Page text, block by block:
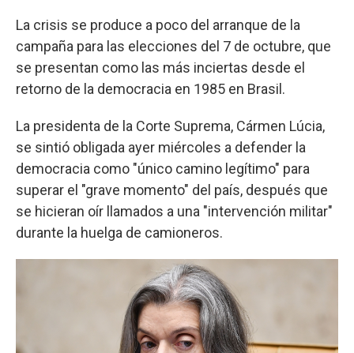
La crisis se produce a poco del arranque de la
campaña para las elecciones del 7 de octubre, que
se presentan como las más inciertas desde el
retorno de la democracia en 1985 en Brasil.
La presidenta de la Corte Suprema, Cármen Lúcia,
se sintió obligada ayer miércoles a defender la
democracia como "único camino legítimo" para
superar el "grave momento" del país, después que
se hicieran oír llamados a una "intervención militar"
durante la huelga de camioneros.